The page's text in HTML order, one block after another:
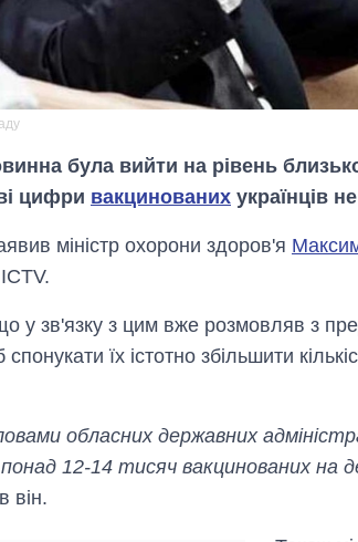
була вийти на рівень
цифри вакцинованих українців
міністр охорони здоров'я
у зв'язку з цим вже розмовляв з
спонукати їх істотно збільшити
обласних державних
12-14 тисяч вакцинованих на
він.